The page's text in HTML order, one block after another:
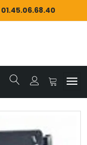
01.45.06.68.40